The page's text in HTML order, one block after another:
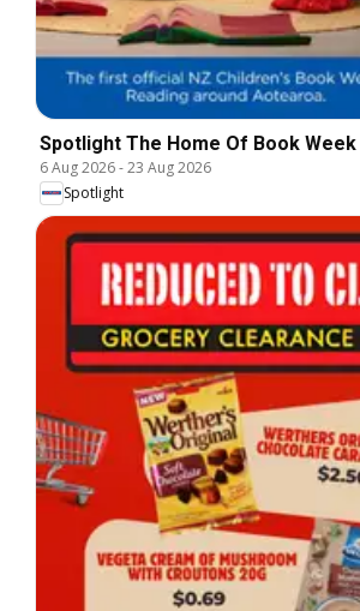
Spotlight The Home Of Book Week
6 Aug 2026-23 Aug 2026
Spotlight